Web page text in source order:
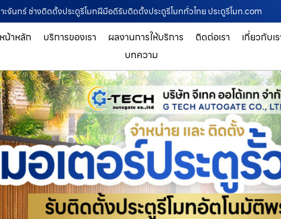
าะจันทร์ ช่างติดตั้งประตูรีโมทฝีมือดีรับติดตั้งประตูรีโมททั่วไทย ประตูรีโมท.com
หน้าหลัก บริการของเรา ผลงานการให้บริการ ติดต่อเรา
เกี่ยวกับเ
บทความ